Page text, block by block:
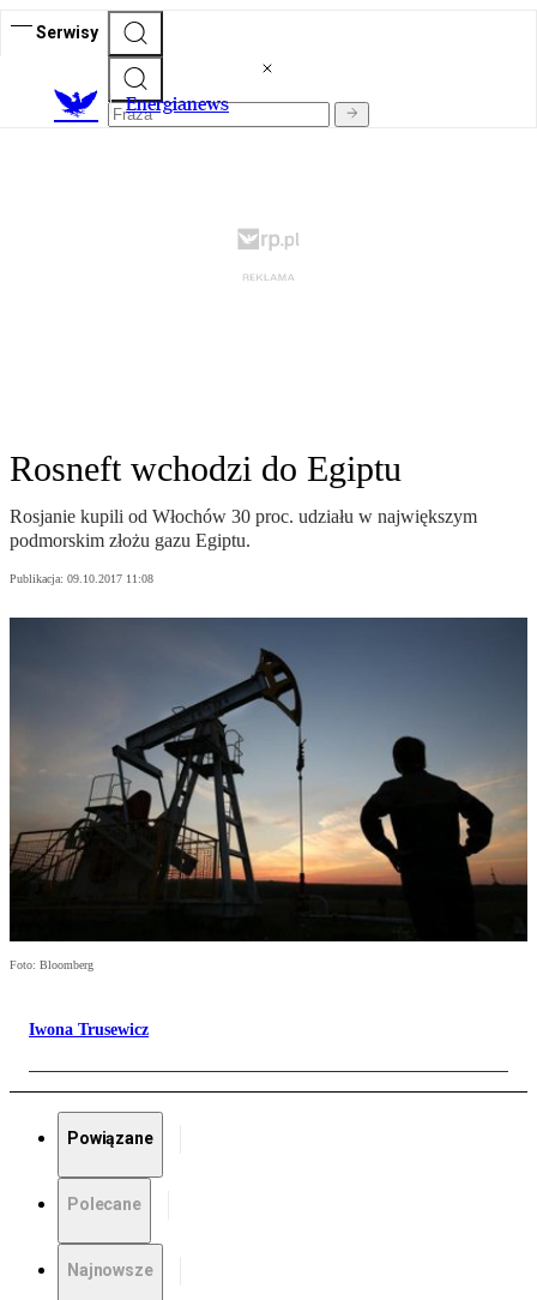
Serwisy
Energianews
Rosneft wchodzi do Egiptu
Rosjanie kupili od Włochów 30 proc. udziału w największym
podmorskim złożu gazu Egiptu.
Publikacja: 09.10.2017 11:08
Foto: Bloomberg
Iwona Trusewicz
Powiązane
Polecane
Najnowsze